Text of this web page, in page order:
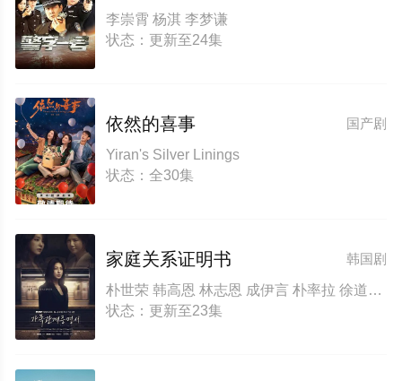
李崇霄 杨淇 李梦谦
状态：更新至24集
国产剧
依然的喜事
Yiran's Silver Linings
状态：全30集
韩国剧
家庭关系证明书
朴世荣 韩高恩 林志恩 成伊言 朴率拉 徐道永 全胜彬
状态：更新至23集